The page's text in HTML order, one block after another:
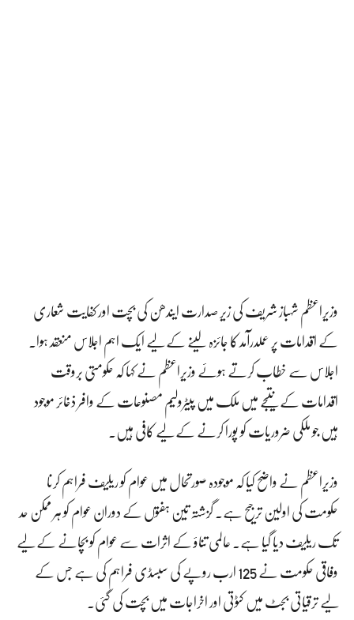
وزیراعظم شہباز شریف کی زیر صدارت ایندھن کی بچت اور کفایت شعاری
کے اقدامات پر عملدرآمد کا جائزہ لینے کے لیے ایک اہم اجلاس منعقد ہوا۔
اجلاس سے خطاب کرتے ہوئے وزیراعظم نے کہا کہ حکومتی بروقت
اقدامات کے نتیجے میں ملک میں پیٹرولیم مصنوعات کے وافر ذخائر موجود
ہیں جو ملکی ضروریات کو پورا کرنے کے لیے کافی ہیں۔
وزیراعظم نے واضح کیا کہ موجودہ صورتحال میں عوام کو ریلیف فراہم کرنا
حکومت کی اولین ترجیح ہے۔ گزشتہ تین ہفتوں کے دوران عوام کو ہر ممکن حد
تک ریلیف دیا گیا ہے۔ عالمی تناؤ کے اثرات سے عوام کو بچانے کے لیے
وفاقی حکومت نے 125 ارب روپے کی سبسڈی فراہم کی ہے جس کے
لیے ترقیاتی بجٹ میں کٹوتی اور اخراجات میں بچت کی گئی۔